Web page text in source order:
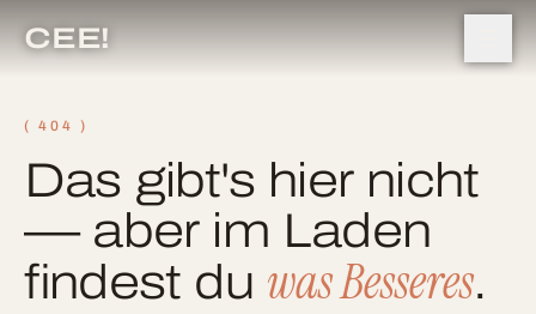
CEE!
( 404 )
Das gibt's hier nicht
— aber im Laden
findest du was Besseres.